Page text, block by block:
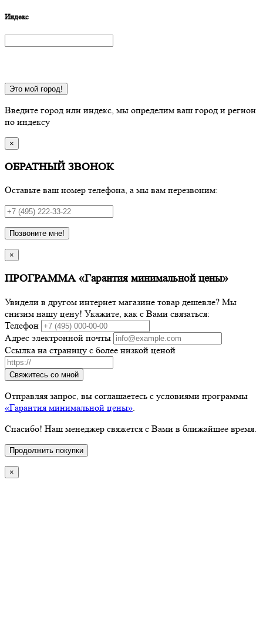
Индекс
Это мой город!
Введите город или индекс, мы определим ваш город и регион
по индексу
×
ОБРАТНЫЙ ЗВОНОК
Оставьте ваш номер телефона, а мы вам перезвоним:
Позвоните мне!
×
ПРОГРАММА «Гарантия минимальной цены»
Увидели в другом интернет магазине товар дешевле? Мы
снизим нашу цену! Укажите, как с Вами связаться:
Телефон
Адрес электронной почты
Ссылка на страницу с более низкой ценой
Свяжитесь со мной
Отправляя запрос, вы соглашаетесь с условиями программы
«Гарантия минимальной цены»
Спасибо! Наш менеджер свяжется с Вами в ближайшее время.
Продолжить покупки
×